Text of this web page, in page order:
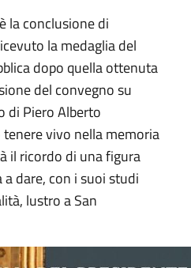
la conclusione di
la medaglia del
dopo quella ottenuta
del convegno su
di Piero Alberto
vivo nella memoria
il ricordo di una figura
dare, con i suoi studi
lustro a San